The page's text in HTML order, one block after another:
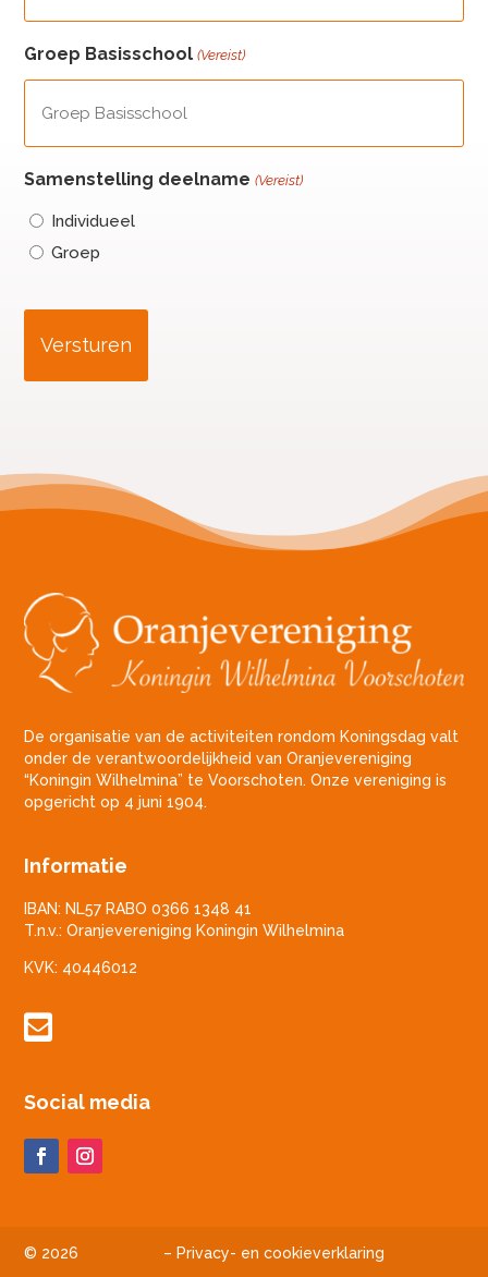
Groep Basisschool (Vereist)
Samenstelling deelname (Vereist)
Individueel
Groep
De organisatie van de activiteiten rondom Koningsdag valt
onder de verantwoordelijkheid van Oranjevereniging
“Koningin Wilhelmina” te Voorschoten. Onze vereniging is
opgericht op 4 juni 1904.
Informatie
IBAN: NL57 RABO 0366 1348 41
T.n.v.: Oranjevereniging Koningin Wilhelmina
KVK: 40446012

Social media
© 2026 – Privacy- en cookieverklaring